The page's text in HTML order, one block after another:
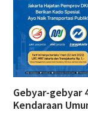
Gebyar-gebyar
Kendaraan